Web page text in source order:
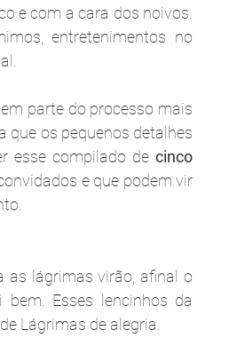
e com a cara dos noivos.
entretenimentos no
parte do processo mais
que os pequenos detalhes
esse compilado de cinco
e que podem vir
as lágrimas virão, afinal o
Esses lencinhos da
Lágrimas de alegria.